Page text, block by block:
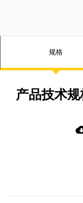
规格
产品技术规